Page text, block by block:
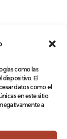
como las
El
datos como el
en este sitio.
a